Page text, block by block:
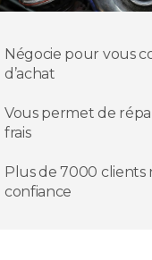
Négocie pour vous
d’achat
Vous permet de
frais
Plus de 7000 clients
confiance